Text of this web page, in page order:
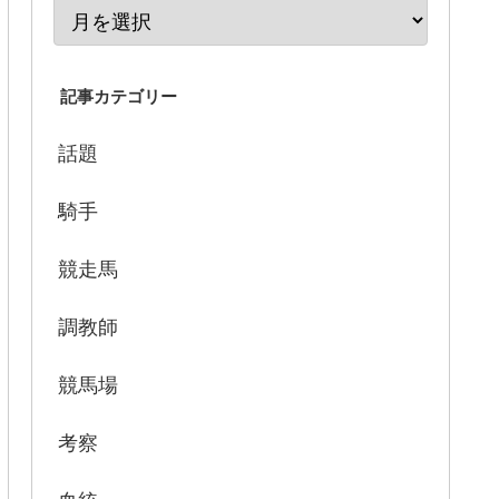
記事カテゴリー
話題
騎手
競走馬
調教師
競馬場
考察